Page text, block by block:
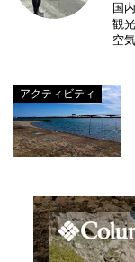
国
観
空
アクティビティ